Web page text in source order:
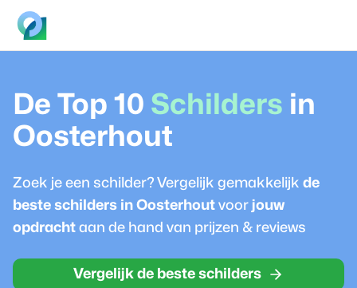
De Top 10 Schilders in
Oosterhout
Zoek je een schilder? Vergelijk gemakkelijk de
beste schilders in Oosterhout voor jouw
opdracht aan de hand van prijzen & reviews
Vergelijk de beste schilders